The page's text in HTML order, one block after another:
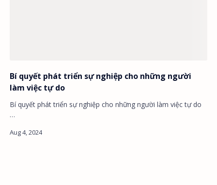
Bí quyết phát triển sự nghiệp cho những người
làm việc tự do
Bí quyết phát triển sự nghiệp cho những người làm việc tự do
…